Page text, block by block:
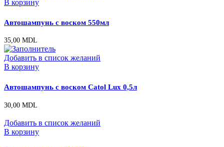
В корзину
Автошампунь с воском 550мл
35,00 MDL
Добавить в список желаний
В корзину
Автошампунь с воском Catol Lux 0,5л
30,00 MDL
Добавить в список желаний
В корзину